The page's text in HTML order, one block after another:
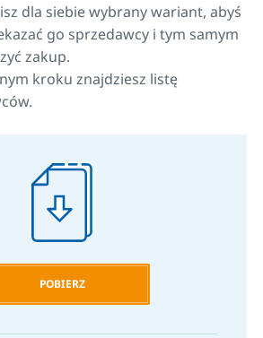
dla siebie wybrany wariant, abyś
go sprzedawcy i tym samym
zakup.
kroku znajdziesz listę
POBIERZ